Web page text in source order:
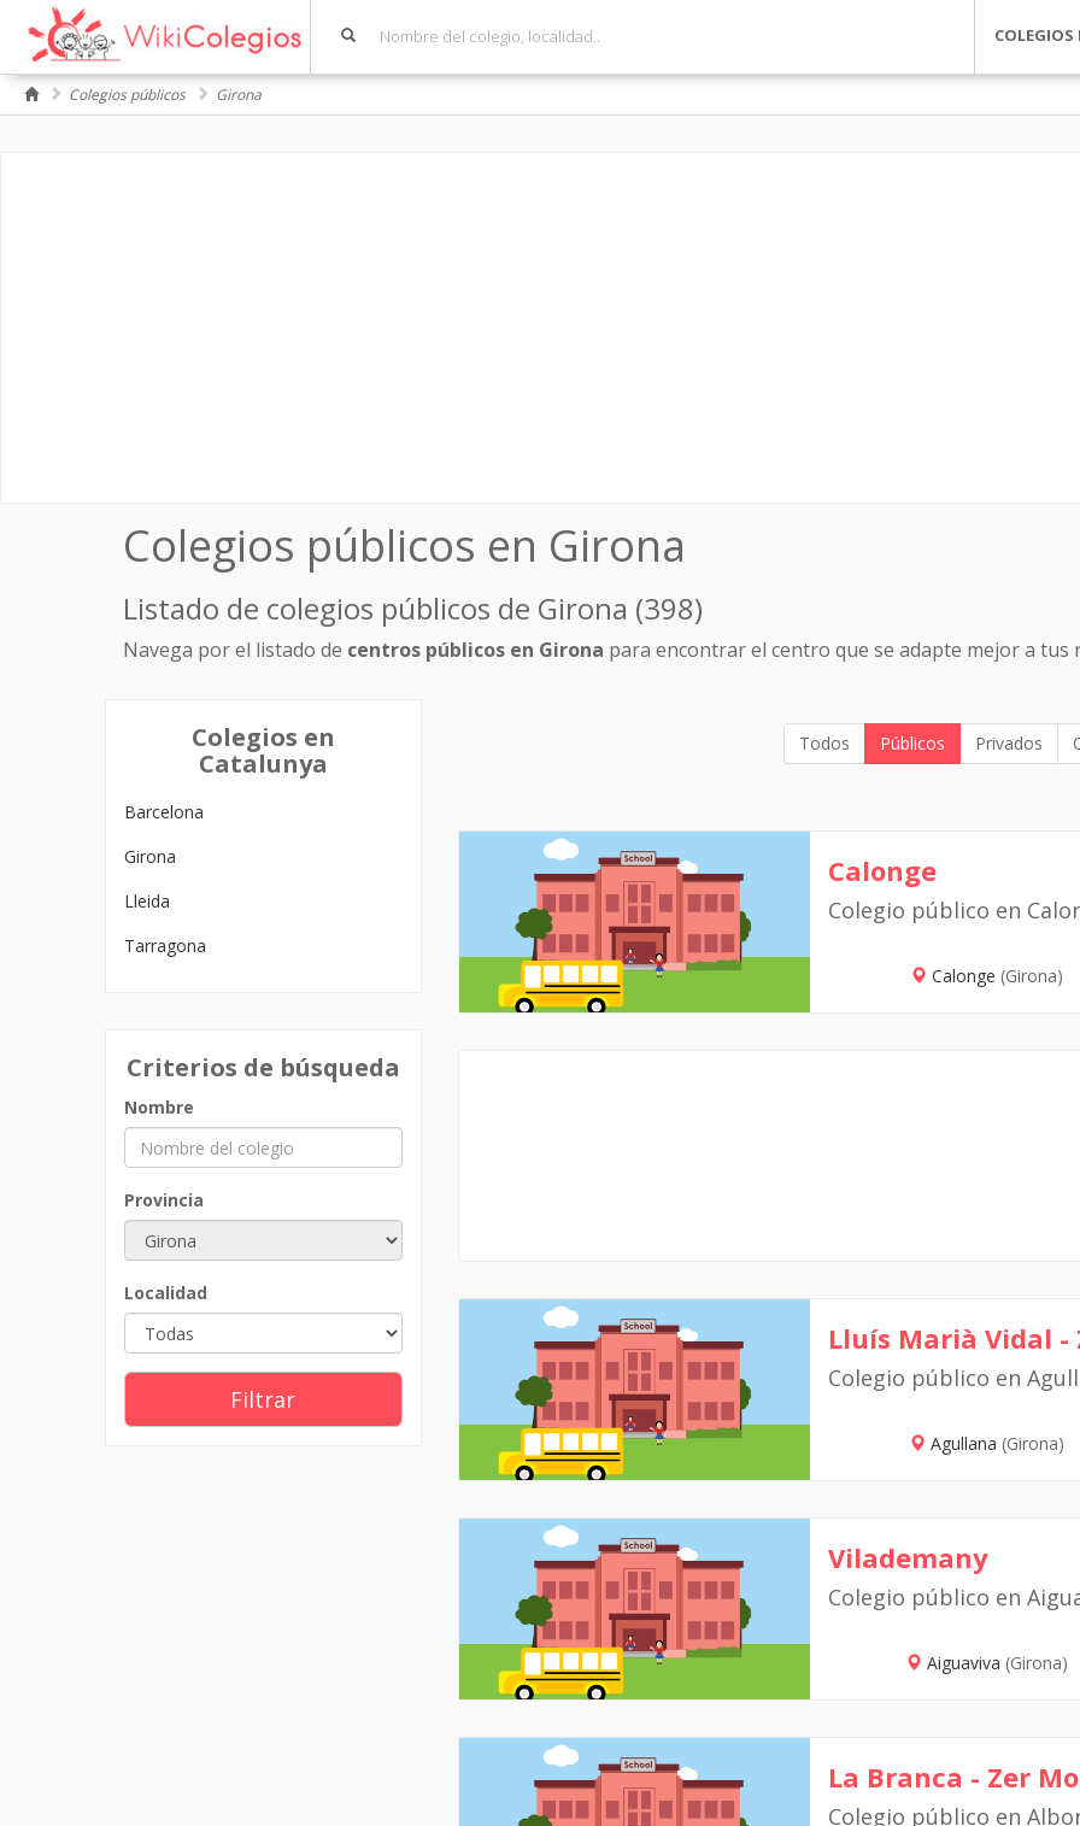
COLEGIOS
Colegios públicos Girona
Colegios públicos en Girona
Listado de colegios públicos de Girona (398)
Navega por el listado de centros públicos en Girona para encontrar el centro que se adapte mejor a tus
Colegios en
Catalunya
Barcelona
Girona
Lleida
Tarragona
Criterios de búsqueda
Nombre
Provincia
Localidad
Filtrar
Todos Públicos Privados
Calonge
Colegio público en
Calonge (Girona)
Lluís Marià Vidal -
Colegio público en
Agullana (Girona)
Vilademany
Colegio público en
Aiguaviva (Girona)
La Branca - Zer
Colegio público en